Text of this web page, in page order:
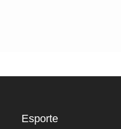
Esporte